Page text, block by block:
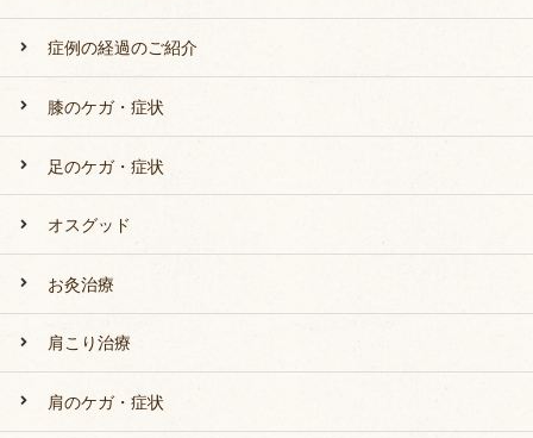
症例の経過のご紹介
膝のケガ・症状
足のケガ・症状
オスグッド
お灸治療
肩こり治療
肩のケガ・症状